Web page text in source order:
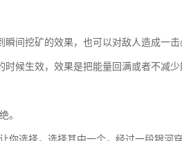
间挖矿的效果，也可以对敌人造成一击
候生效，效果是把能量回满或者不减少
。